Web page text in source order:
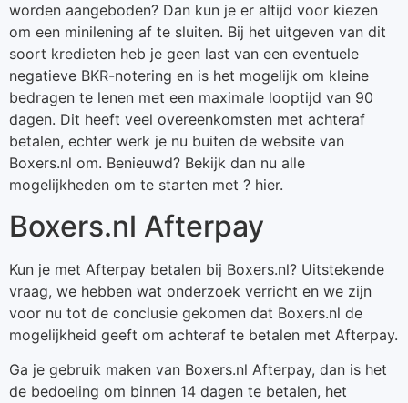
worden aangeboden? Dan kun je er altijd voor kiezen
om een minilening af te sluiten. Bij het uitgeven van dit
soort kredieten heb je geen last van een eventuele
negatieve BKR-notering en is het mogelijk om kleine
bedragen te lenen met een maximale looptijd van 90
dagen. Dit heeft veel overeenkomsten met achteraf
betalen, echter werk je nu buiten de website van
Boxers.nl om. Benieuwd? Bekijk dan nu alle
mogelijkheden om te starten met ? hier.
Boxers.nl Afterpay
Kun je met Afterpay betalen bij Boxers.nl? Uitstekende
vraag, we hebben wat onderzoek verricht en we zijn
voor nu tot de conclusie gekomen dat Boxers.nl de
mogelijkheid geeft om achteraf te betalen met Afterpay.
Ga je gebruik maken van Boxers.nl Afterpay, dan is het
de bedoeling om binnen 14 dagen te betalen, het